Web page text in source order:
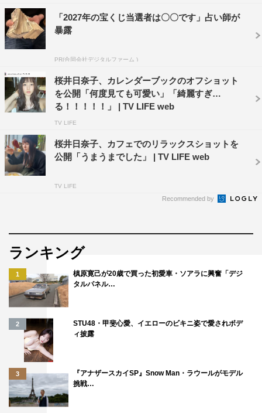
「2027年の宝くじ当選者は〇〇です」占い師が
暴露
PR(合同会社デジタルファーム )
桜井日奈子、カレンダーブックのオフショット
を公開「何度見ても可愛い」「綺麗すぎ
る！！！！！」 | TV LIFE web
TV LIFE
桜井日奈子、カフェでのリラックスショットを
公開「うまうまでした」 | TV LIFE web
TV LIFE
Recommended by
ランキング
1
槙原寛己が20歳で買った初愛車・ソアラに興奮「デジ
タルパネル…
2
STU48・甲斐心愛、イエローのビキニ姿で愛されボデ
ィ披露
3
『アナザースカイSP』Snow Man・ラウールがモデル
挑戦…